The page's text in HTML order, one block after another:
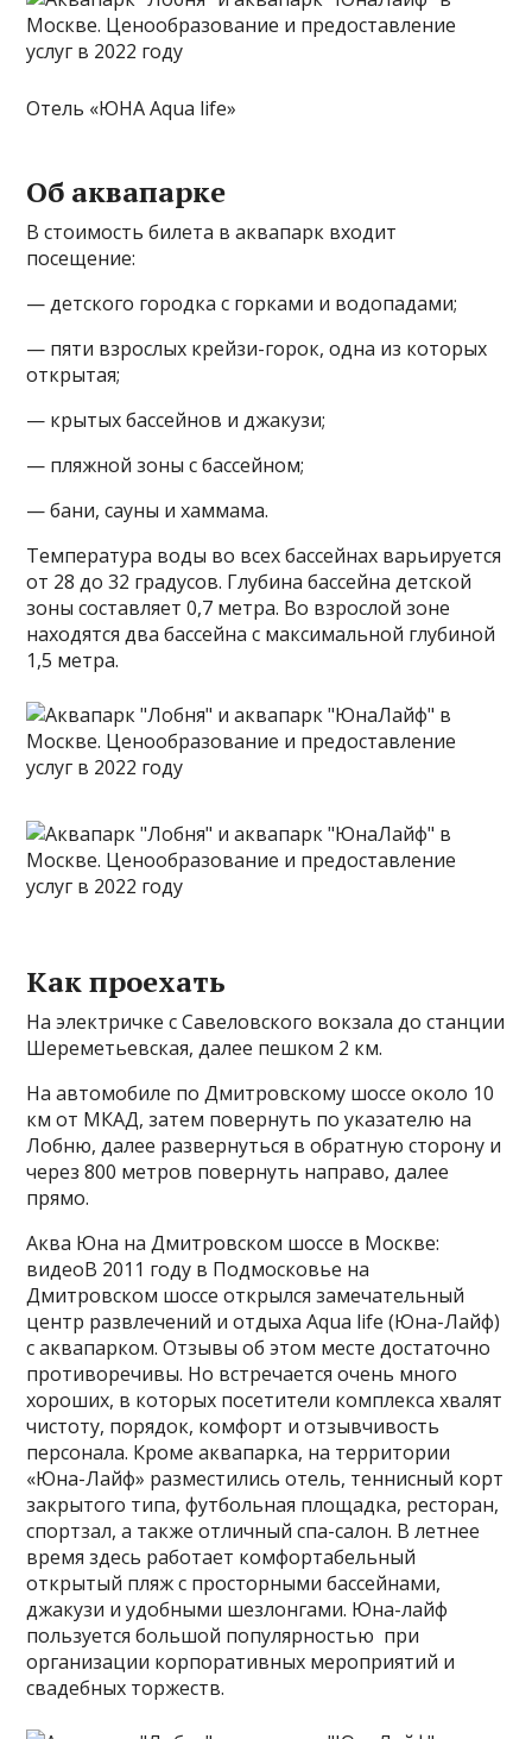
Отель «ЮНА Aqua life»
Об аквапарке
В стоимость билета в аквапарк входит
посещение:
— детского городка с горками и водопадами;
— пяти взрослых крейзи-горок, одна из которых
открытая;
— крытых бассейнов и джакузи;
— пляжной зоны с бассейном;
— бани, сауны и хаммама.
Температура воды во всех бассейнах варьируется
от 28 до 32 градусов. Глубина бассейна детской
зоны составляет 0,7 метра. Во взрослой зоне
находятся два бассейна с максимальной глубиной
1,5 метра.
Как проехать
На электричке с Савеловского вокзала до станции
Шереметьевская, далее пешком 2 км.
На автомобиле по Дмитровскому шоссе около 10
км от МКАД, затем повернуть по указателю на
Лобню, далее развернуться в обратную сторону и
через 800 метров повернуть направо, далее
прямо.
Аква Юна на Дмитровском шоссе в Москве:
видеоВ 2011 году в Подмосковье на
Дмитровском шоссе открылся замечательный
центр развлечений и отдыха Aqua life (Юна-Лайф)
с аквапарком. Отзывы об этом месте достаточно
противоречивы. Но встречается очень много
хороших, в которых посетители комплекса хвалят
чистоту, порядок, комфорт и отзывчивость
персонала. Кроме аквапарка, на территории
«Юна-Лайф» разместились отель, теннисный корт
закрытого типа, футбольная площадка, ресторан,
спортзал, а также отличный спа-салон. В летнее
время здесь работает комфортабельный
открытый пляж с просторными бассейнами,
джакузи и удобными шезлонгами. Юна-лайф
пользуется большой популярностью при
организации корпоративных мероприятий и
свадебных торжеств.